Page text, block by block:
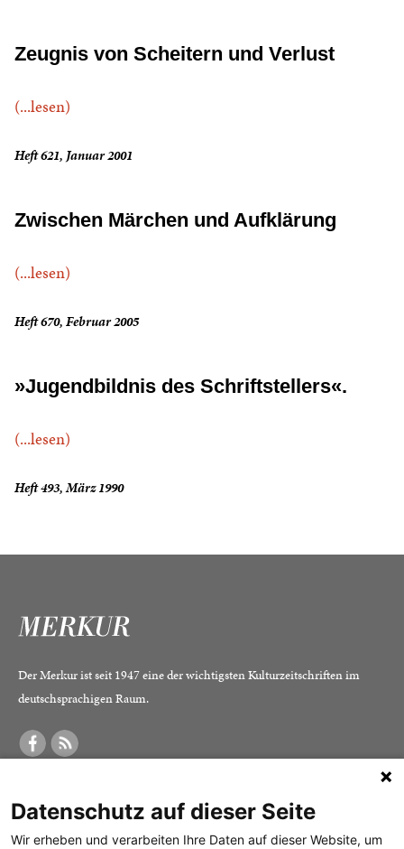
Zeugnis von Scheitern und Verlust
(...lesen)
Heft 621, Januar 2001
Zwischen Märchen und Aufklärung
(...lesen)
Heft 670, Februar 2005
»Jugendbildnis des Schriftstellers«.
(...lesen)
Heft 493, März 1990
Der Merkur ist seit 1947 eine der wichtigsten Kulturzeitschriften im
deutschsprachigen Raum.
Was ist der Merkur?
Herausgeber /
Alle Abos im Überblick
Print-Abo
Impressum
Datenschutz
Datenschutz auf dieser Seite
Wir erheben und verarbeiten Ihre Daten auf dieser Website, um